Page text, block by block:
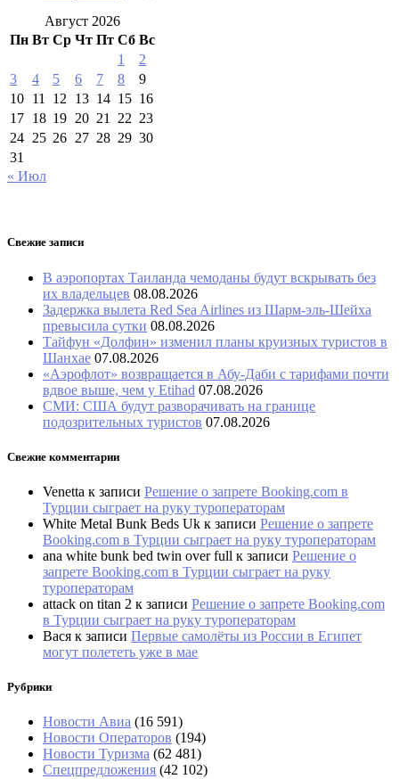
Август 2026
Пн Вт Ср Чт Пт Сб Вс
1
2
3
4 5 6 7 8
9
10 11 12 13 14 15 16
17 18 19 20 21 22 23
24 25 26 27 28 29 30
31
« Июл
Свежие записи
В аэропортах Таиланда чемоданы будут вскрывать без
их владельцев 08.08.2026
Задержка вылета Red Sea Airlines из Шарм-эль-Шейха
превысила сутки 08.08.2026
Тайфун «Долфин» изменил планы круизных туристов в
Шанхае 07.08.2026
«Аэрофлот» возвращается в Абу-Даби с тарифами почти
вдвое выше, чем у Etihad 07.08.2026
СМИ: США будут разворачивать на границе
подозрительных туристов 07.08.2026
Свежие комментарии
Venetta к записи Решение о запрете Booking.com в
Турции сыграет на руку туроператорам
White Metal Bunk Beds Uk к записи Решение о запрете
Booking.com в Турции сыграет на руку туроператорам
ana white bunk bed twin over full к записи Решение о
запрете Booking.com в Турции сыграет на руку
туроператорам
attack on titan 2 к записи Решение о запрете Booking.com
в Турции сыграет на руку туроператорам
Вася к записи Первые самолёты из России в Египет
могут полететь уже в мае
Рубрики
Новости Авиа (16 591)
Новости Операторов (194)
Новости Туризма (62 481)
Спецпредложения (42 102)